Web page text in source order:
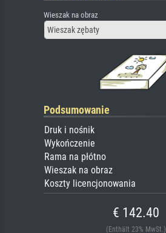
Wieszak na obraz
Wieszak zębaty
Podsumowanie
Druk i nośnik
Wykończenie
Rama na płótno
Wieszak na obraz
Koszty licencjonowania
€ 142.40
(Enthält 23% MwSt.)